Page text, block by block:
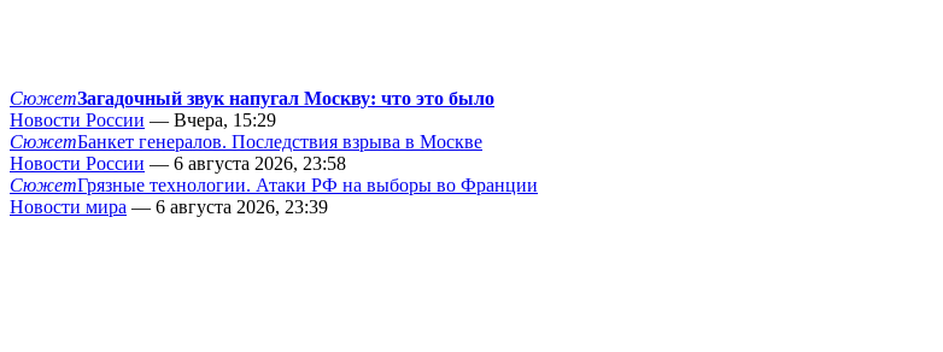
СюжетЗагадочный звук напугал Москву: что это было
Новости России — Вчера, 15:29
СюжетБанкет генералов. Последствия взрыва в Москве
Новости России — 6 августа 2026, 23:58
СюжетГрязные технологии. Атаки РФ на выборы во Франции
Новости мира — 6 августа 2026, 23:39